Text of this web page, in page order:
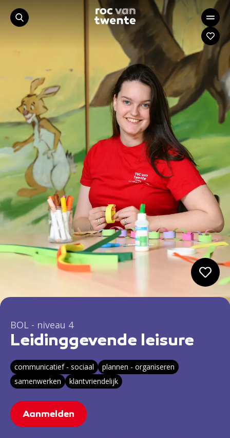
BOL - niveau 4
Leidinggevende leisure
communicatief - sociaal
plannen - organiseren
samenwerken
klantvriendelijk
Aanmelden